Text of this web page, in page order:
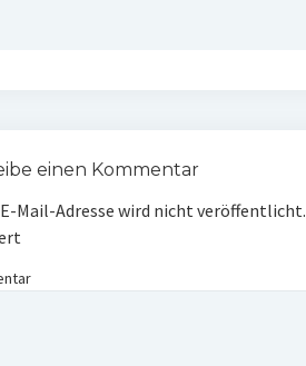
einen Kommentar
Mail-Adresse wird nicht veröffentlicht.